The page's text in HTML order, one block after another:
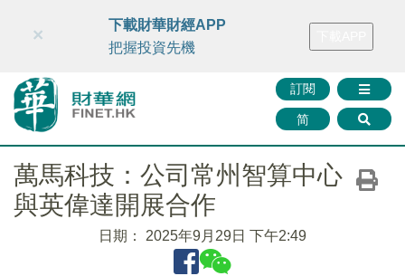
財華智庫網 FINTV FINMETA 財華證券 媒體矩陣
訂閱
简
×
下載財華財經APP
把握投資先機
萬馬科技：公司常州智算中心
與英偉達開展合作
日期： 2025年9月29日 下午2:49